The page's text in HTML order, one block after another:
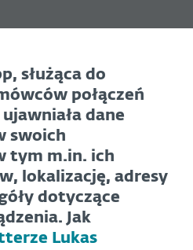
służąca do
połączeń
dane
swoich
tym m.in. ich
lokalizację, adresy
dotyczące
Jak
Lukas